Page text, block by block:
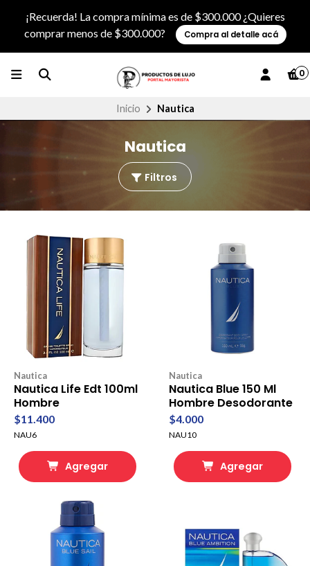
¡Recuerda! La compra mínima es de $300.000 ¿Quieres
comprar menos de $300.000?
Compra al detalle acá
0
Inicio Nautica
Nautica
Filtros
Nautica
Nautica Life Edt 100ml
Hombre
$11.400
NAU6
Agregar
Nautica
Nautica Blue 150 Ml
Hombre Desodorante
$4.000
NAU10
Agregar